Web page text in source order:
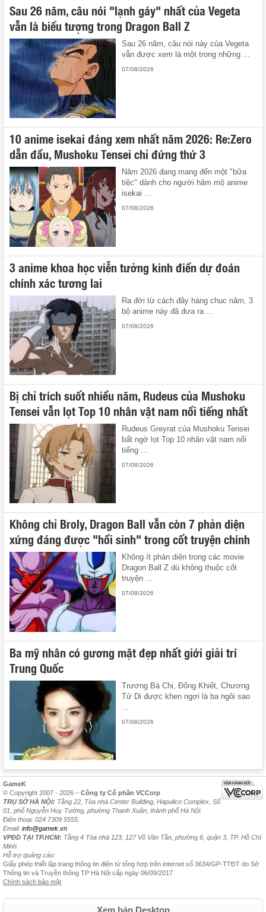
Sau 26 năm, câu nói "lạnh gáy" nhất của Vegeta
vẫn là biểu tượng trong Dragon Ball Z
Sau 26 năm, câu nói này của Vegeta
vẫn được xem là một trong những ...
07/08/2026
10 anime isekai đáng xem nhất năm 2026: Re:Zero
dẫn đầu, Mushoku Tensei chỉ đứng thứ 3
Năm 2026 đang mang đến một "bữa
tiệc" dành cho người hâm mộ anime
isekai ...
07/08/2026
3 anime khoa học viễn tưởng kinh điển dự đoán
chính xác tương lai
Ra đời từ cách đây hàng chục năm, 3
bộ anime này đã đưa ra ...
07/08/2026
Bị chỉ trích suốt nhiều năm, Rudeus của Mushoku
Tensei vẫn lọt Top 10 nhân vật nam nổi tiếng nhất
Rudeus Greyrat của Mushoku Tensei
bất ngờ lọt Top 10 nhân vật nam nổi
tiếng ...
07/08/2026
Không chỉ Broly, Dragon Ball vẫn còn 7 phản diện
xứng đáng được "hồi sinh" trong cốt truyện chính
Không ít phản diện trong các movie
Dragon Ball Z dù không thuộc cốt
truyện ...
07/08/2026
Ba mỹ nhân có gương mặt đẹp nhất giới giải trí
Trung Quốc
Trương Bá Chi, Đổng Khiết, Chương
Tử Di được khen ngợi là ba ngôi sao
07/08/2026
GameK
© Copyright 2007 - 2026 – Công ty Cổ phần VCCorp
TRỤ SỞ HÀ NỘI: Tầng 22, Tòa nhà Center Building, Hapulico Complex, Số
01, phố Nguyễn Huy Tưởng, phường Thanh Xuân, thành phố Hà Nội.
Điện thoại: 024 7309 5555.
Email: info@gamek.vn
VPĐD TẠI TP.HCM: Tầng 4 Tòa nhà 123, 127 Võ Văn Tần, phường 6, quận 3, TP. Hồ Chí
Minh
Hỗ trợ quảng cáo:
Giấy phép thiết lập trang thông tin điện tử tổng hợp trên internet số 3634/GP-TTĐT do Sở
Thông tin và Truyền thông TP Hà Nội cấp ngày 06/09/2017
Chính sách bảo mật